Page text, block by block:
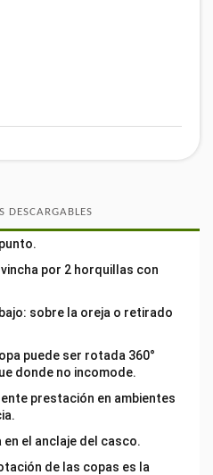
DESCARGABLES
por 2 horquillas con
sobre la oreja o retirado
puede ser rotada 360°
donde no incomode.
prestación en ambientes
el anclaje del casco.
de las copas es la